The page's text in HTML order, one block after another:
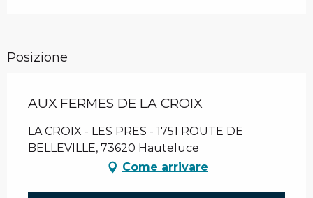
Posizione
AUX FERMES DE LA CROIX
LA CROIX - LES PRES - 1751 ROUTE DE
BELLEVILLE, 73620 Hauteluce
Come arrivare